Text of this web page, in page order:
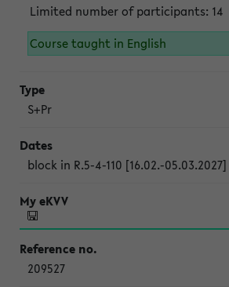
Limited number of participants: 14
Course taught in English
S+Pr
block in R.5-4-110 [16.02.-05.03.2027]
209527